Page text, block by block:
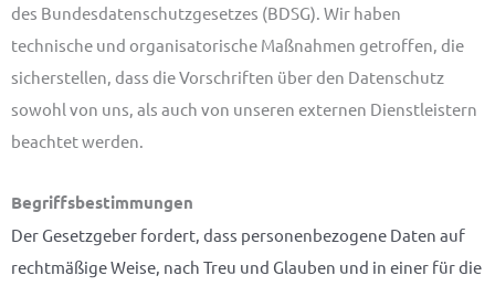
des Bundesdatenschutzgesetzes (BDSG). Wir haben
technische und organisatorische Maßnahmen getroffen, die
sicherstellen, dass die Vorschriften über den Datenschutz
sowohl von uns, als auch von unseren externen Dienstleistern
beachtet werden.
Begriffsbestimmungen
Der Gesetzgeber fordert, dass personenbezogene Daten auf
rechtmäßige Weise, nach Treu und Glauben und in einer für die